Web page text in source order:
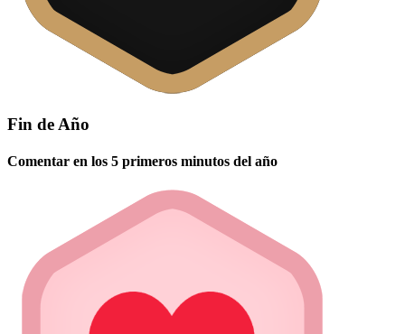
Fin de Año
Comentar en los 5 primeros minutos del año